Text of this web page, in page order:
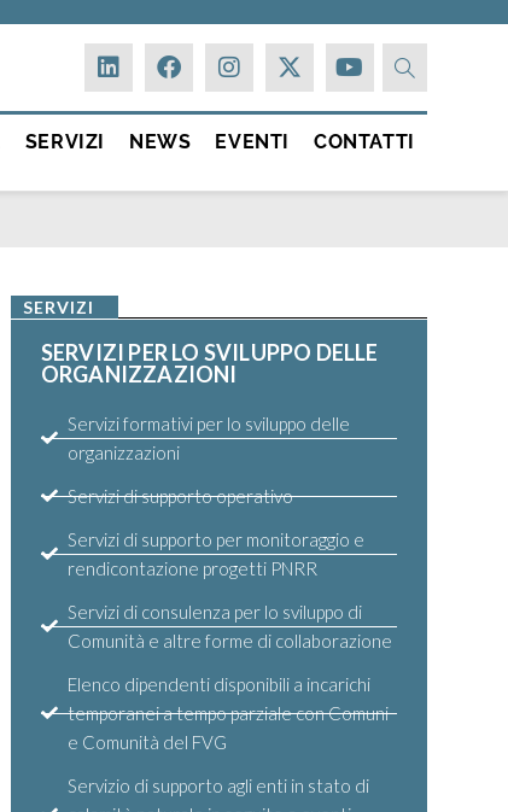
SERVIZI NEWS EVENTI CONTATTI
SERVIZI
SERVIZI PER LO SVILUPPO DELLE
ORGANIZZAZIONI
Servizi formativi per lo sviluppo delle
organizzazioni
Servizi di supporto operativo
Servizi di supporto per monitoraggio e
rendicontazione progetti PNRR
Servizi di consulenza per lo sviluppo di
Comunità e altre forme di collaborazione
Elenco dipendenti disponibili a incarichi
temporanei a tempo parziale con Comuni
e Comunità del FVG
Servizio di supporto agli enti in stato di